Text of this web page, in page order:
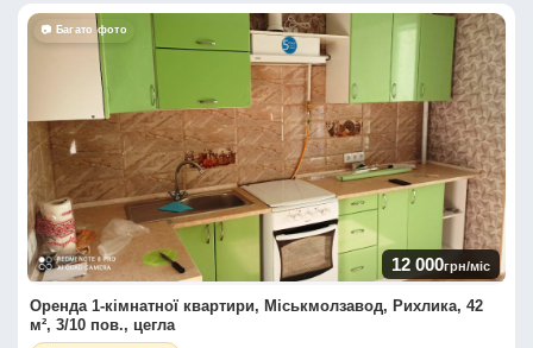
📷 Багато фото
12 000грн/міс
Оренда 1-кімнатної квартири, Міськмолзавод, Рихлика, 42
м², 3/10 пов., цегла